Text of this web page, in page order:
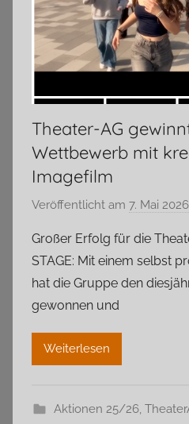
Theater-AG
Wettbewerb mit
Imagefilm
Veröffentlicht am 7. Mai 2026
Großer Erfolg für die
STAGE: Mit einem selbst
hat die Gruppe den
gewonnen und
Weiterlesen
Aktionen 25/26,